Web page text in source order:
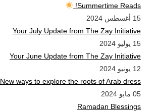
Summertime Reads!
15 أغسطس 2024
Your July Update from The Zay Initiative
15 يوليو 2024
Your June Update from The Zay Initiative
12 يونيو 2024
New ways to explore the roots of Arab dress
05 مايو 2024
Ramadan Blessings